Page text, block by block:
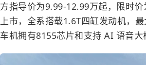
方指导价为9.99-12.99万起，限时
上市，全系搭载1.6T四缸发动机，
车机拥有8155芯片和支持 AI 语音大